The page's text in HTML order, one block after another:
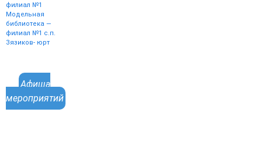
филиал №1
Модельная
библиотека —
филиал №1 с.п.
Зязиков- юрт
Афиша
мероприятий